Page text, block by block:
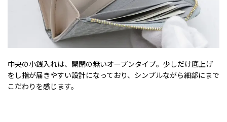
中央の小銭入れは、開閉の無いオープンタイプ。少しだけ底上げ
をし指が届きやすい設計になっており、シンプルながら細部にまで
こだわりを感じます。